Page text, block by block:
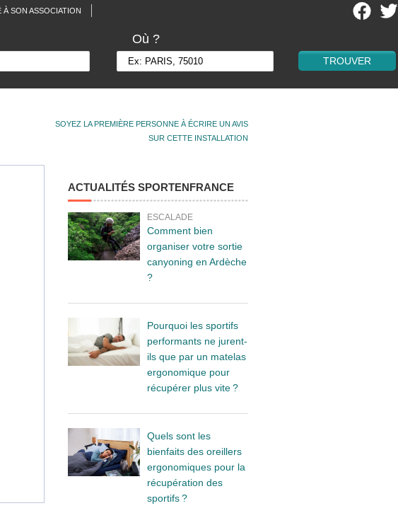
À SON ASSOCIATION
Où ?
SOYEZ LA PREMIÈRE PERSONNE À ÉCRIRE UN AVIS
SUR CETTE INSTALLATION
ACTUALITÉS SPORTENFRANCE
ESCALADE
Comment bien
organiser votre sortie
canyoning en Ardèche
?
Pourquoi les sportifs
performants ne jurent-
ils que par un matelas
ergonomique pour
récupérer plus vite ?
Quels sont les
bienfaits des oreillers
ergonomiques pour la
récupération des
sportifs ?